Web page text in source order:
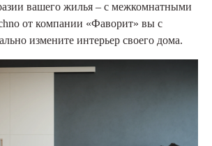
вашего жилья – с межкомнатными
от компании «Фаворит» вы с
измените интерьер своего дома.